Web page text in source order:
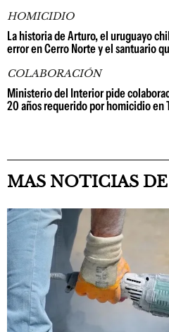
HOMICIDIO
La historia de Arturo, el uruguayo
error en Cerro Norte y el santuario
COLABORACIÓN
Ministerio del Interior pide
20 años requerido por homicidio en
MAS NOTICIAS